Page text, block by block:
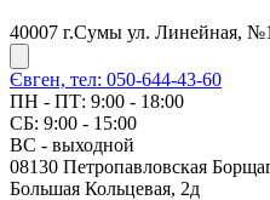
40007 г.Сумы ул. Линейная,
Євген, тел: 050-644-43-60
ПН - ПТ: 9:00 - 18:00
СБ: 9:00 - 15:00
ВС - выходной
08130 Петропавловская
Большая Кольцевая, 2д